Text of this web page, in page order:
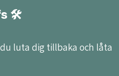
🛠️
luta dig tillbaka och låta